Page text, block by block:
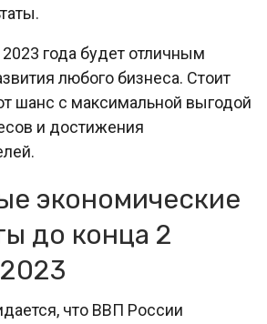
года будет отличным
любого бизнеса. Стоит
шанс с максимальной выгодой
и достижения
экономические
до конца 2
что ВВП России